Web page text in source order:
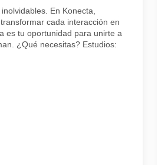
En Konecta,
cada interacción en
es tu oportunidad para unirte a
¿Qué necesitas? Estudios: